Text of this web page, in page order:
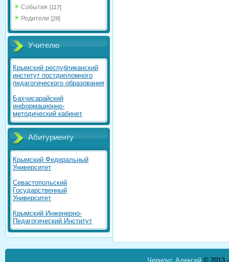
События [117]
Родители [28]
Учителю
Крымский республиканский
институт постдипломного
педагогического образования
Бахчисарайский
информационно-
методический кабинет
Абитуриенту
Крымский Федеральный
Университет
Севастопольский
Государственный
Университет
Крымский Инженерно-
Педагогический Институт
Черноус Алексей © 2013